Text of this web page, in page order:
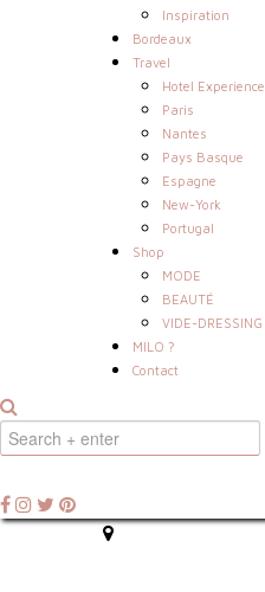
Inspiration
Bordeaux
Travel
Hotel Experience
Paris
Nantes
Pays Basque
Espagne
New-York
Portugal
Shop
MODE
BEAUTÉ
VIDE-DRESSING
MILO ?
Contact